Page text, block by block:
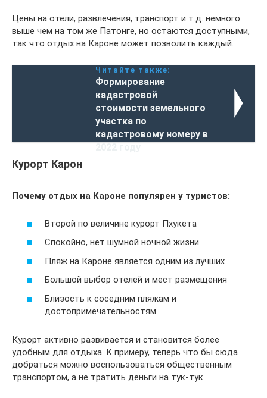
Цены на отели, развлечения, транспорт и т.д. немного
выше чем на том же Патонге, но остаются доступными,
так что отдых на Кароне может позволить каждый.
Читайте также:
Формирование
кадастровой
стоимости земельного
участка по
кадастровому номеру в
Курорт Карон
Почему отдых на Кароне популярен у туристов:
Второй по величине курорт Пхукета
Спокойно, нет шумной ночной жизни
Пляж на Кароне является одним из лучших
Большой выбор отелей и мест размещения
Близость к соседним пляжам и
достопримечательностям.
Курорт активно развивается и становится более
удобным для отдыха. К примеру, теперь что бы сюда
добраться можно воспользоваться общественным
транспортом, а не тратить деньги на тук-тук.